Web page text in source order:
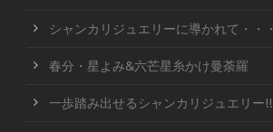
シャンカリジュエリーに導かれて・・・
春分・星よみ&六芒星糸かけ曼荼羅
一歩踏み出せるシャンカリジュエリー!!